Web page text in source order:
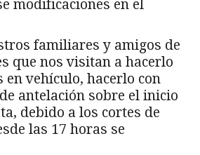
modificaciones en el
familiares y amigos de
que nos visitan a hacerlo
en vehículo, hacerlo con
antelación sobre el inicio
debido a los cortes de
las 17 horas se